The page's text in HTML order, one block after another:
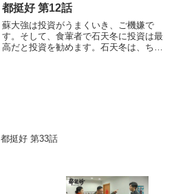
す。明成は仕事を探しますが、以...
都挺好 第12話
蘇大強は投資がうまくいき、ご機嫌で
す。そして、食葷者で石天冬に投資は最
高だと投資を勧めます。石天冬は、ちょ
都挺好 第33話